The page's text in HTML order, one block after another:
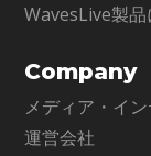
WavesLive製
Company
メディア・イ
運営会社